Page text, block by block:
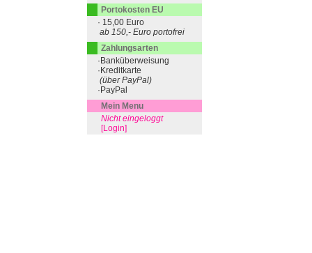
Portokosten EU
· 15,00 Euro
ab 150,- Euro portofrei
Zahlungsarten
·Banküberweisung
·Kreditkarte
(über PayPal)
·PayPal
Mein Menu
Nicht eingeloggt
[Login]